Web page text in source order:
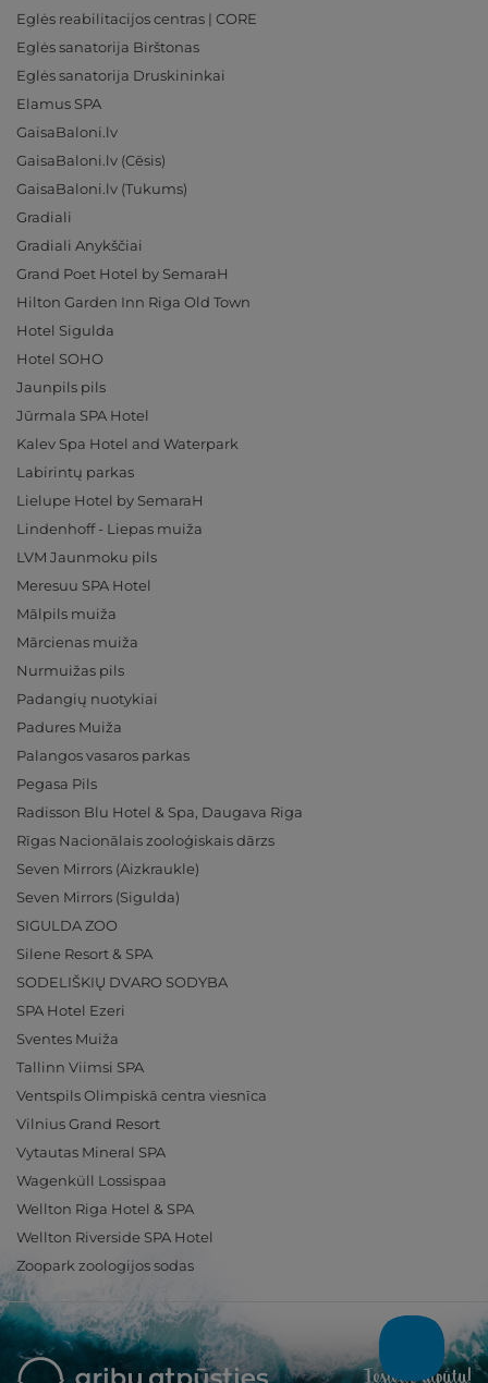
Eglės reabilitacijos centras | CORE
Eglės sanatorija Birštonas
Eglės sanatorija Druskininkai
Elamus SPA
GaisaBaloni.lv
GaisaBaloni.lv (Cēsis)
GaisaBaloni.lv (Tukums)
Gradiali
Gradiali Anykščiai
Grand Poet Hotel by SemaraH
Hilton Garden Inn Riga Old Town
Hotel Sigulda
Hotel SOHO
Jaunpils pils
Jūrmala SPA Hotel
Kalev Spa Hotel and Waterpark
Labirintų parkas
Lielupe Hotel by SemaraH
Lindenhoff - Liepas muiža
LVM Jaunmoku pils
Meresuu SPA Hotel
Mālpils muiža
Mārcienas muiža
Nurmuižas pils
Padangių nuotykiai
Padures Muiža
Palangos vasaros parkas
Pegasa Pils
Radisson Blu Hotel & Spa, Daugava Riga
Rīgas Nacionālais zooloģiskais dārzs
Seven Mirrors (Aizkraukle)
Seven Mirrors (Sigulda)
SIGULDA ZOO
Silene Resort & SPA
SODELIŠKIŲ DVARO SODYBA
SPA Hotel Ezeri
Sventes Muiža
Tallinn Viimsi SPA
Ventspils Olimpiskā centra viesnīca
Vilnius Grand Resort
Vytautas Mineral SPA
Wagenküll Lossispaa
Wellton Riga Hotel & SPA
Wellton Riverside SPA Hotel
Zoopark zoologijos sodas